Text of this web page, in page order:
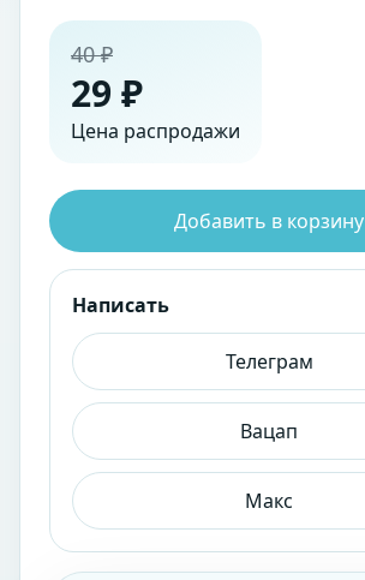
40 ₽
29 ₽
Цена распродажи
Добавить в корзину
Написать
Телеграм
Вацап
Макс